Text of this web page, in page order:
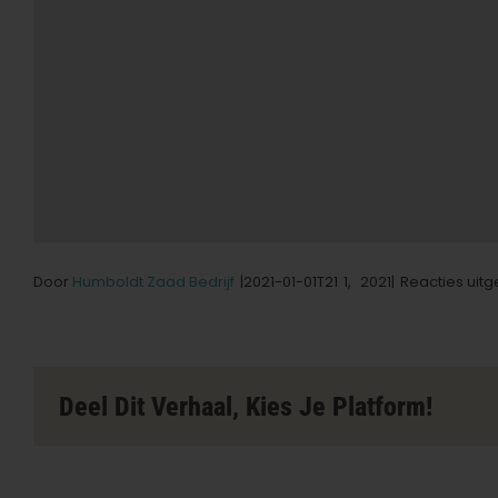
Door Humboldt Zaad Bedrijf |2021-01-01T21 1, 2021| Reacties
Deel Dit Verhaal, Kies Je Platform!